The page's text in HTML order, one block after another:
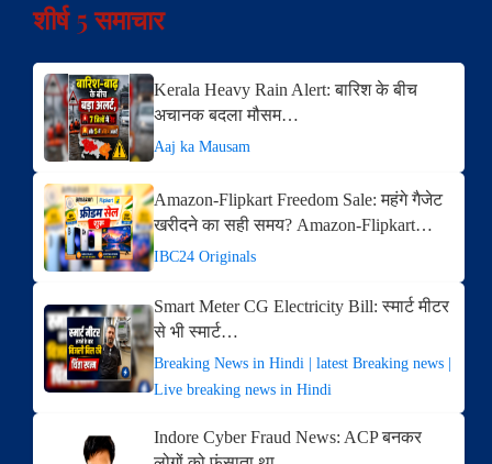
शीर्ष 5 समाचार
Kerala Heavy Rain Alert: बारिश के बीच
अचानक बदला मौसम…
Aaj ka Mausam
Amazon-Flipkart Freedom Sale: महंगे गैजेट
खरीदने का सही समय? Amazon-Flipkart…
IBC24 Originals
Smart Meter CG Electricity Bill: स्मार्ट मीटर
से भी स्मार्ट…
Breaking News in Hindi | latest Breaking news |
Live breaking news in Hindi
Indore Cyber Fraud News: ACP बनकर